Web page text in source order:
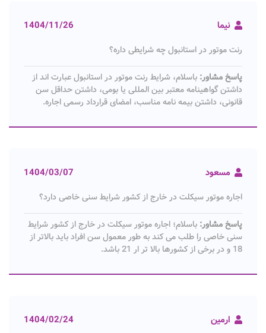
نیما 1404/11/26
رنت موتور در استانبول چه شرایطی داره؟
پاسخ مشاور: باسلام، شرایط رنت موتور در استانبول عبارت اند از
داشتن گواهینامه معتبر بین المللی یا بومی، داشتن حداقل سن
قانونی، داشتن بیمه نامه مناسب، امضای قرارداد رسمی اجاره.
مسعود 1404/03/07
اجاره موتور سیکلت در خارج از کشور شرایط سنی خاصی دارد؟
پاسخ مشاور: باسلام؛ اجاره موتور سیکلت در خارج از کشور شرایط
سنی خاصی را طلب می کند به طور معمول سن افراد باید بالاتر از
18 و در برخی از کشورها بالا تر ار 21 باشد.
ارمین 1404/02/24